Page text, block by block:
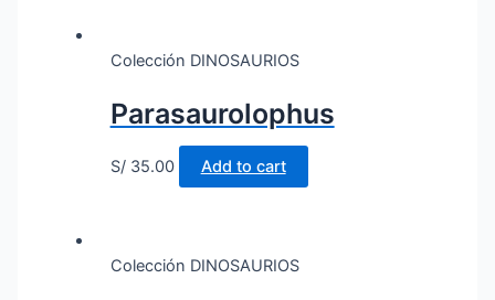
Colección DINOSAURIOS
Parasaurolophus
S/35.00 Add to cart
Colección DINOSAURIOS